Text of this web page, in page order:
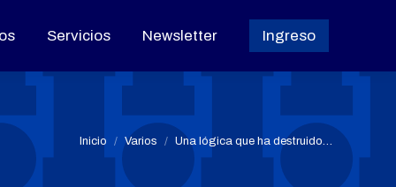
Servicios Newsletter Ingreso
Estás aquí:
Inicio Varios Una lógica que ha destruido…
Servicios Newsletter Ingreso